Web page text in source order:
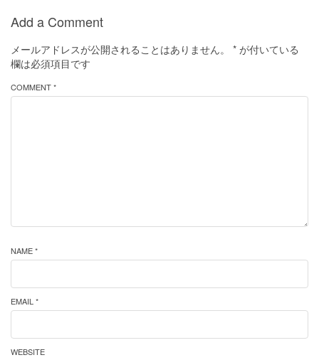
Add a Comment
メールアドレスが公開されることはありません。 * が付いている
欄は必須項目です
COMMENT *
NAME *
EMAIL *
WEBSITE